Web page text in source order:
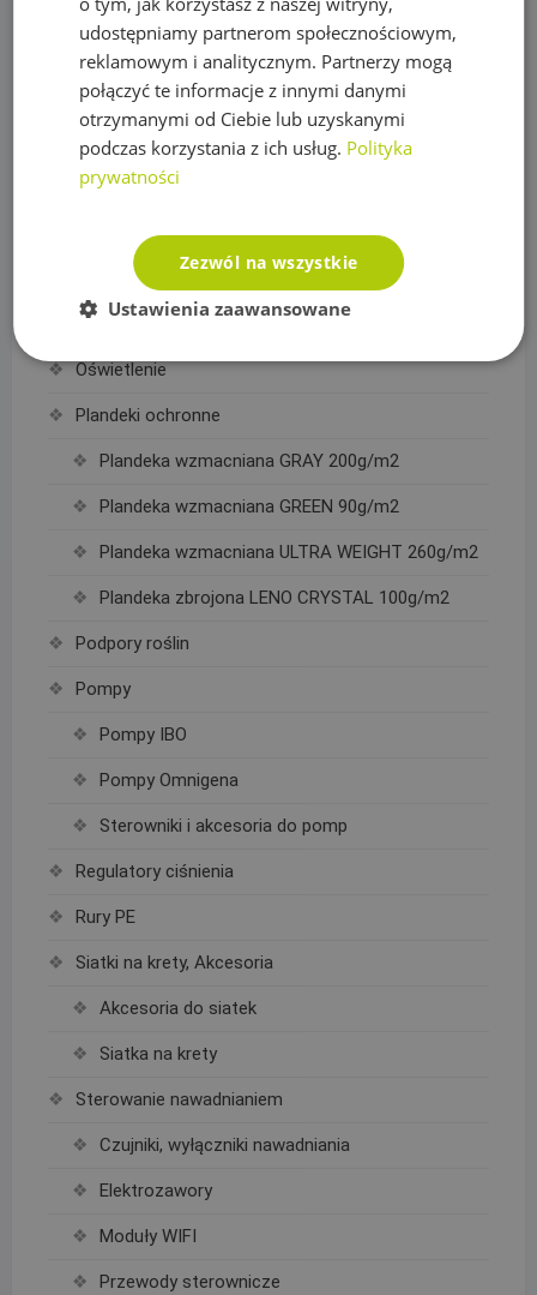
Linie kroplujące
Maty, taśmy ogrodzeniowe i akcesoria
Mikronawadnianie
Narzędzia
Nawozy do trawy
Obrzeża trawnikowe, kraty parkingowe i kotwy
Opryskiwacze
Oświetlenie
Plandeki ochronne
Plandeka wzmacniana GRAY 200g/m2
Plandeka wzmacniana GREEN 90g/m2
Plandeka wzmacniana ULTRA WEIGHT 260g/m2
Plandeka zbrojona LENO CRYSTAL 100g/m2
Podpory roślin
Pompy
Pompy IBO
Pompy Omnigena
Sterowniki i akcesoria do pomp
Regulatory ciśnienia
Rury PE
Siatki na krety, Akcesoria
Akcesoria do siatek
Siatka na krety
Sterowanie nawadnianiem
Czujniki, wyłączniki nawadniania
Elektrozawory
Moduły WIFI
Przewody sterownicze
udostępniamy partnerom społecznościowym,
reklamowym i analitycznym. Partnerzy mogą
połączyć te informacje z innymi danymi
otrzymanymi od Ciebie lub uzyskanymi
podczas korzystania z ich usług. Polityka
prywatności
Zezwól na wszystkie
Ustawienia zaawansowane